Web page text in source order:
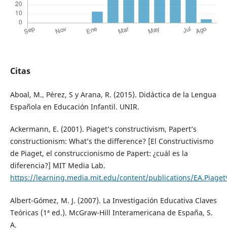
Citas
Aboal, M., Pérez, S y Arana, R. (2015). Didáctica de la Lengua
Española en Educación Infantil. UNIR.
Ackermann, E. (2001). Piaget’s constructivism, Papert’s
constructionism: What’s the difference? [El Constructivismo
de Piaget, el construccionismo de Papert: ¿cuál es la
diferencia?] MIT Media Lab.
https://learning.media.mit.edu/content/publications/
Albert-Gómez, M. J. (2007). La Investigación Educativa Claves
Teóricas (1ª ed.). McGraw-Hill Interamericana de España, S.
A.